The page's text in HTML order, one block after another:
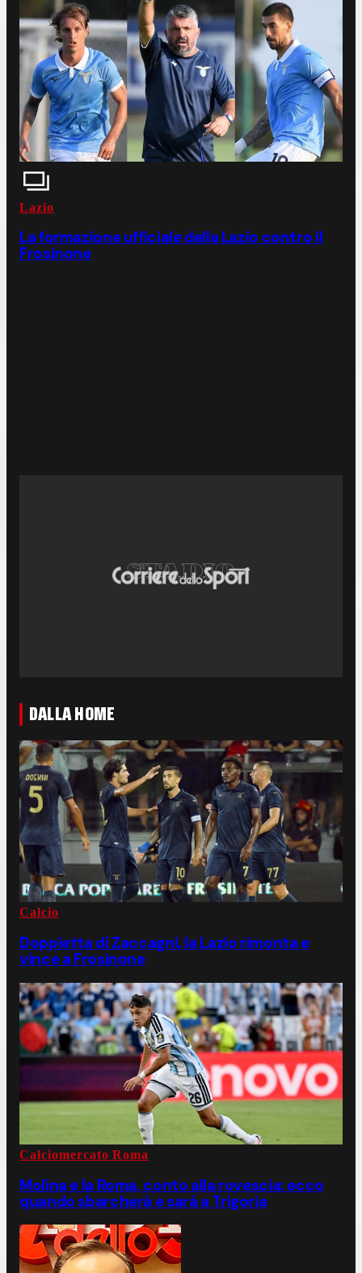
Lazio
La formazione ufficiale della Lazio contro il
Frosinone
DALLA HOME
Calcio
Doppietta di Zaccagni, la Lazio rimonta e
vince a Frosinone
Calciomercato Roma
Molina e la Roma, conto alla rovescia: ecco
quando sbarcherà e sarà a Trigoria